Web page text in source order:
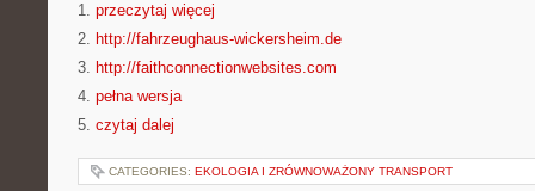
1. przeczytaj więcej
2. http://fahrzeughaus-wickersheim.de
3. http://faithconnectionwebsites.com
4. pełna wersja
5. czytaj dalej
CATEGORIES: EKOLOGIA I ZRÓWNOWAŻONY TRANSPORT